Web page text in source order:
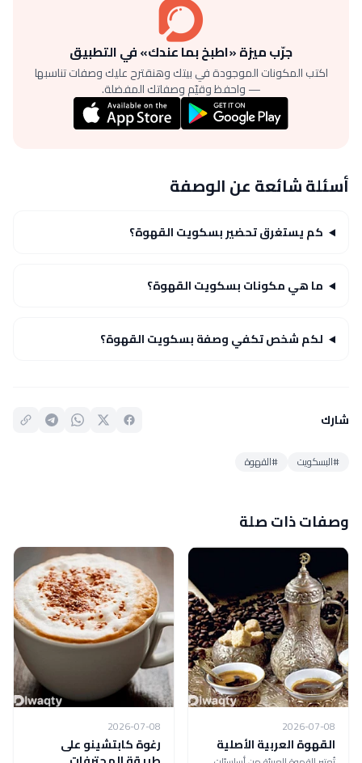
جرّب ميزة «اطبخ بما عندك» في التطبيق
اكتب المكونات الموجودة في بيتك وهنقترح عليك وصفات تناسبها
— واحفظ وقيّم وصفاتك المفضلة.
أسئلة شائعة عن الوصفة
كم يستغرق تحضير بسكويت القهوة؟
ما هي مكونات بسكويت القهوة؟
لكم شخص تكفي وصفة بسكويت القهوة؟
شارك
#البسكويت #القهوة
وصفات ذات صلة
2026-07-08
القهوة العربية الأصلية
2026-07-08
رغوة كابتشينو على